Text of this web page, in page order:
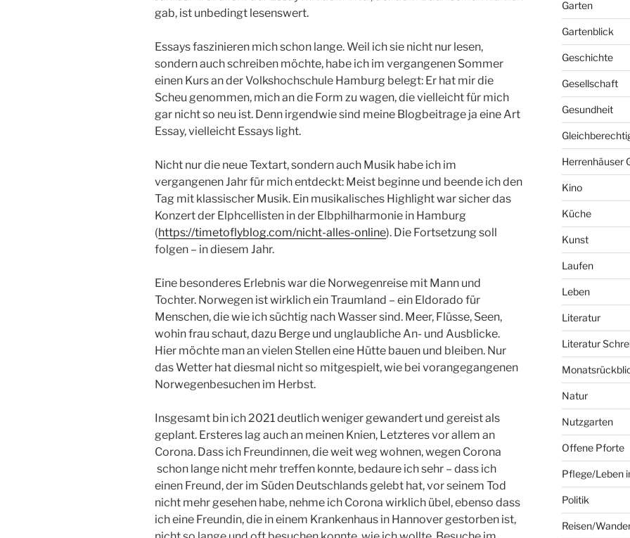
gab, ist unbedingt lesenswert.
Essays faszinieren mich schon lange. Weil ich sie nicht nur lesen,
sondern auch schreiben möchte, habe ich im vergangenen Sommer
einen Kurs an der Volkshochschule Hamburg belegt: Er hat mir die
Scheu genommen, mich an die Form zu wagen, die vielleicht für mich
gar nicht so neu ist. Denn irgendwie sind meine Blogbeitrage ja eine Art
Essay, vielleicht Essays light.
Nicht nur die neue Textart, sondern auch Musik habe ich im
vergangenen Jahr für mich entdeckt: Meist beginne und beende ich den
Tag mit klassischer Musik. Ein musikalisches Highlight war sicher das
Konzert der Elphcellisten in der Elbphilharmonie in Hamburg
(https://timetoflyblog.com/nicht-alles-online). Die Fortsetzung soll
folgen – in diesem Jahr.
Eine besonderes Erlebnis war die Norwegenreise mit Mann und
Tochter. Norwegen ist wirklich ein Traumland – ein Eldorado für
Menschen, die wie ich süchtig nach Wasser sind. Meer, Flüsse, Seen,
wohin frau schaut, dazu Berge und unglaubliche An- und Ausblicke.
Hier möchte man an vielen Stellen eine Hütte bauen und bleiben. Nur
das Wetter hat diesmal nicht so mitgespielt, wie bei vorangegangenen
Norwegenbesuchen im Herbst.
Insgesamt bin ich 2021 deutlich weniger gewandert und gereist als
geplant. Ersteres lag auch an meinen Knien, Letzteres vor allem an
Corona. Dass ich Freundinnen, die weit weg wohnen, wegen Corona
schon lange nicht mehr treffen konnte, bedaure ich sehr – dass ich
einen Freund, der im Süden Deutschlands gelebt hat, vor seinem Tod
nicht mehr gesehen habe, nehme ich Corona wirklich übel, ebenso dass
ich eine Freundin, die in einem Krankenhaus in Hannover gestorben ist,
Garten
Gartenblick
Geschichte
Gesellschaft
Gesundheit
Herrenhäuser
Kino
Küche
Kunst
Laufen
Leben
Literatur
Literatur
Natur
Nutzgarten
Offene Pforte
Pflege/Leben
Politik
Reisen/